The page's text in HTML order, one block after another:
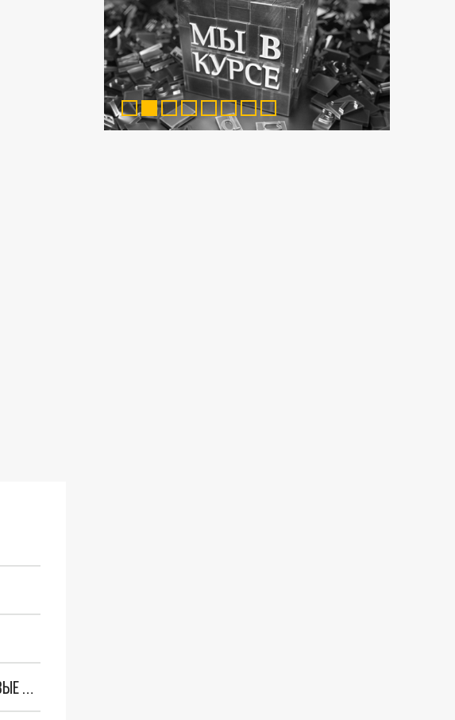
"ОЧЕНЬ ПЛОХИЕ НОВОСТИ": БОЛЬШАЯ ОШИБКА PALANTIR В РОССИИ. СТРАНЫ НАТО ВПЕРВЫЕ ЗА СВО ОСТАНОВИЛИ ПОСТАВКИ ОРУЖИЯ. ВСУ ТЕРЯЮТ ПРИГРАНИЧЬЕ?